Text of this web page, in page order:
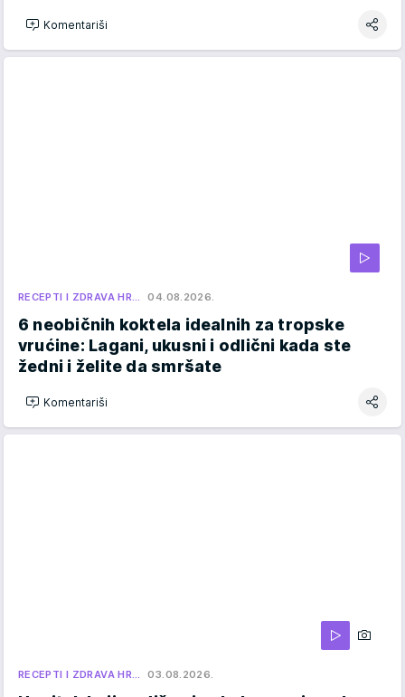
Komentariši
RECEPTI I ZDRAVA HR… 04.08.2026.
6 neobičnih koktela idealnih za tropske
vrućine: Lagani, ukusni i odlični kada ste
žedni i želite da smršate
Komentariši
RECEPTI I ZDRAVA HR… 03.08.2026.